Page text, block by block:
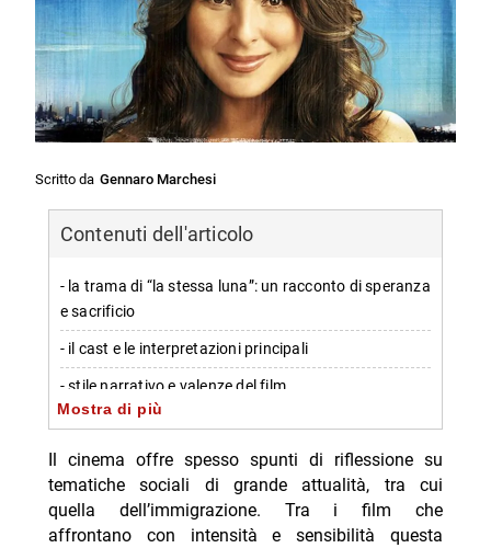
Scritto da Gennaro Marchesi
Contenuti dell'articolo
- la trama di “la stessa luna”: un racconto di speranza
e sacrificio
- il cast e le interpretazioni principali
- stile narrativo e valenze del film
- importanza culturale e attualità
-- personaggi principali del cast
-- Scopri di più da Jump the shark
-- RispondiAnnulla risposta
Mostra di più
Il cinema offre spesso spunti di riflessione su
tematiche sociali di grande attualità, tra cui
quella dell’immigrazione. Tra i film che
affrontano con intensità e sensibilità questa